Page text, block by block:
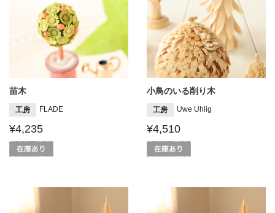
苗木
工房 FLADE
¥4,235
小鳥のいる削り木
工房 Uwe Uhlig
¥4,510